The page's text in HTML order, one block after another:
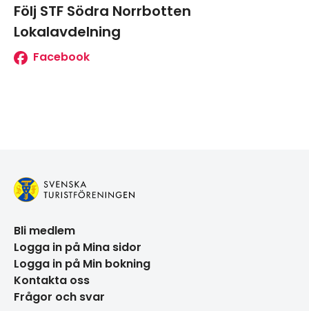
Följ STF Södra Norrbotten
Lokalavdelning
Facebook
Bli medlem
Logga in på Mina sidor
Logga in på Min bokning
Kontakta oss
Frågor och svar